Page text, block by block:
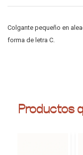
Colgante pequeño en
forma de letra C.
Productos